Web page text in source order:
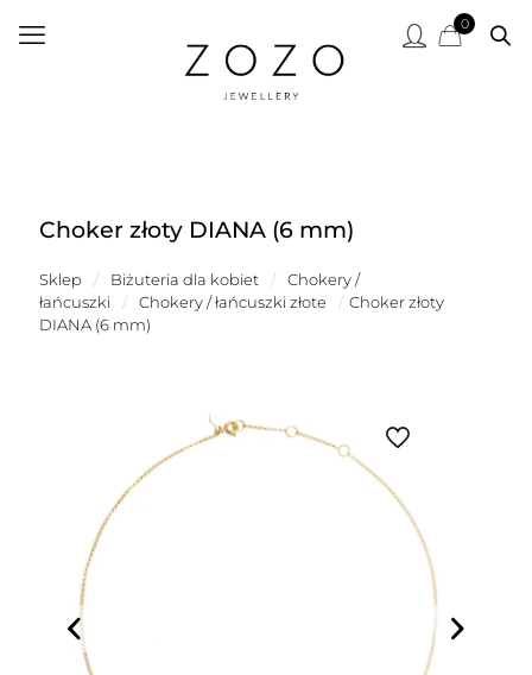
0
Choker złoty DIANA (6 mm)
Sklep / Biżuteria dla kobiet /
Chokery /
łańcuszki
/ Chokery / łańcuszki złote / Choker złoty
DIANA (6 mm)